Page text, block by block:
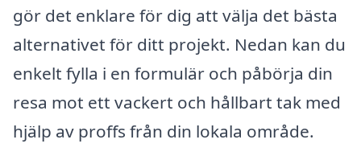
gör det enklare för dig att välja det bästa
alternativet för ditt projekt. Nedan kan du
enkelt fylla i en formulär och påbörja din
resa mot ett vackert och hållbart tak med
hjälp av proffs från din lokala område.